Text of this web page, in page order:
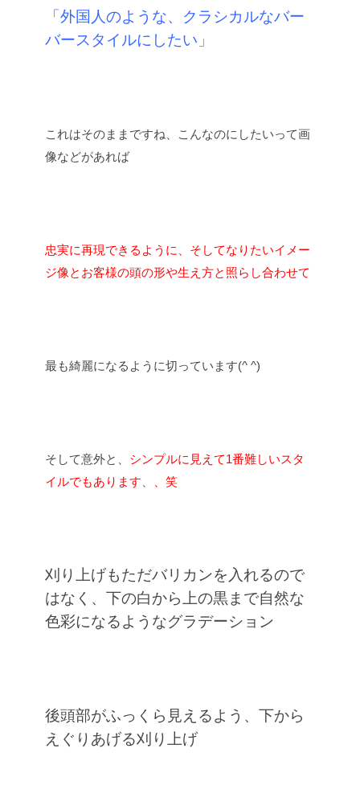
「外国人のような、クラシカルなバー
バースタイルにしたい」
これはそのままですね、こんなのにしたいって画
像などがあれば
忠実に再現できるように、そしてなりたいイメー
ジ像とお客様の頭の形や生え方と照らし合わせて
最も綺麗になるように切っています(^ ^)
そして意外と、 シンプルに見えて1番難しいスタ
イルでもあります、、笑
刈り上げもただバリカンを入れるので
はなく、下の白から上の黒まで自然な
色彩になるようなグラデーション
後頭部がふっくら見えるよう、下から
えぐりあげる刈り上げ